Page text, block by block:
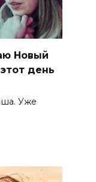
Новый
день
Уже